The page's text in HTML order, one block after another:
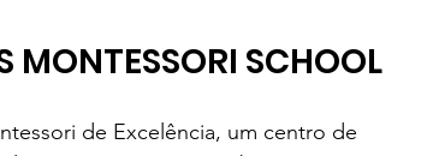
MONTESSORI SCHOOL
de Excelência, um centro de